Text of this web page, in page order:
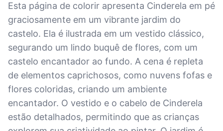
Esta página de colorir apresenta Cinderela em pé
graciosamente em um vibrante jardim do
castelo. Ela é ilustrada em um vestido clássico,
segurando um lindo buquê de flores, com um
castelo encantador ao fundo. A cena é repleta
de elementos caprichosos, como nuvens fofas e
flores coloridas, criando um ambiente
encantador. O vestido e o cabelo de Cinderela
estão detalhados, permitindo que as crianças